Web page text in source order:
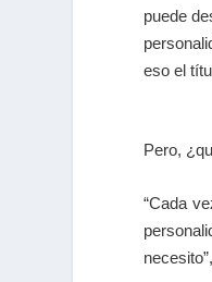
puede
eso el
Pero,
“Cada